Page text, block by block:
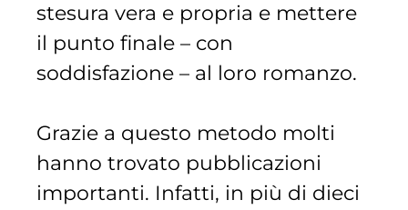
stesura vera e propria e mettere
il punto finale – con
soddisfazione – al loro romanzo.
Grazie a questo metodo molti
hanno trovato pubblicazioni
importanti. Infatti, in più di dieci